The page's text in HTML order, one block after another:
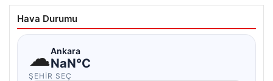
Hava Durumu
☁Ankara
NaN°C
ŞEHIR SEÇ